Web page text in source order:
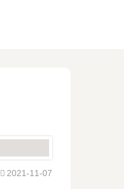
2021-11-07